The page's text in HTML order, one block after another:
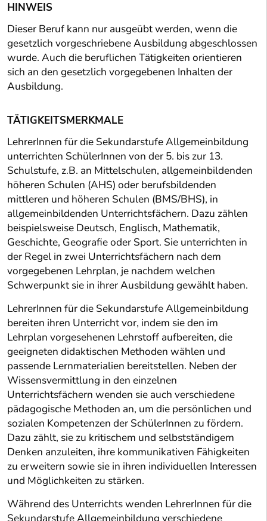
HINWEIS
Dieser Beruf kann nur ausgeübt werden, wenn die
gesetzlich vorgeschriebene Ausbildung abgeschlossen
wurde. Auch die beruflichen Tätigkeiten orientieren
sich an den gesetzlich vorgegebenen Inhalten der
Ausbildung.
TÄTIGKEITSMERKMALE
LehrerInnen für die Sekundarstufe Allgemeinbildung
unterrichten SchülerInnen von der 5. bis zur 13.
Schulstufe, z.B. an Mittelschulen, allgemeinbildenden
höheren Schulen (AHS) oder berufsbildenden
mittleren und höheren Schulen (BMS/BHS), in
allgemeinbildenden Unterrichtsfächern. Dazu zählen
beispielsweise Deutsch, Englisch, Mathematik,
Geschichte, Geografie oder Sport. Sie unterrichten in
der Regel in zwei Unterrichtsfächern nach dem
vorgegebenen Lehrplan, je nachdem welchen
Schwerpunkt sie in ihrer Ausbildung gewählt haben.
LehrerInnen für die Sekundarstufe Allgemeinbildung
bereiten ihren Unterricht vor, indem sie den im
Lehrplan vorgesehenen Lehrstoff aufbereiten, die
geeigneten didaktischen Methoden wählen und
passende Lernmaterialien bereitstellen. Neben der
Wissensvermittlung in den einzelnen
Unterrichtsfächern wenden sie auch verschiedene
pädagogische Methoden an, um die persönlichen und
sozialen Kompetenzen der SchülerInnen zu fördern.
Dazu zählt, sie zu kritischem und selbstständigem
Denken anzuleiten, ihre kommunikativen Fähigkeiten
zu erweitern sowie sie in ihren individuellen Interessen
und Möglichkeiten zu stärken.
Während des Unterrichts wenden LehrerInnen für die